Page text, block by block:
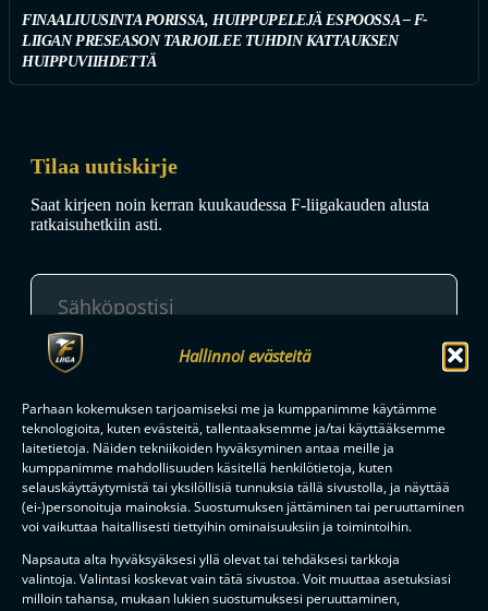
Hallinnoi evästeitä
Parhaan kokemuksen tarjoamiseksi me ja kumppanimme käytämme
teknologioita, kuten evästeitä, tallentaaksemme ja/tai käyttääksemme
laitetietoja. Näiden tekniikoiden hyväksyminen antaa meille ja
kumppanimme mahdollisuuden käsitellä henkilötietoja, kuten
selauskäyttäytymistä tai yksilöllisiä tunnuksia tällä sivustolla, ja näyttää
(ei-)personoituja mainoksia. Suostumuksen jättäminen tai peruuttaminen
voi vaikuttaa haitallisesti tiettyihin ominaisuuksiin ja toimintoihin.
Napsauta alta hyväksyäksesi yllä olevat tai tehdäksesi tarkkoja
valintoja. Valintasi koskevat vain tätä sivustoa. Voit muuttaa asetuksiasi
milloin tahansa, mukaan lukien suostumuksesi peruuttaminen,
FINAALIUUSINTA PORISSA, HUIPPUPELEJÄ ESPOOSSA – F-
LIIGAN PRESEASON TARJOILEE TUHDIN KATTAUKSEN
HUIPPUVIIHDETTÄ
Tilaa uutiskirje
Saat kirjeen noin kerran kuukaudessa F-liigakauden alusta
ratkaisuhetkiin asti.
F-LIIGANKUMPPANIT